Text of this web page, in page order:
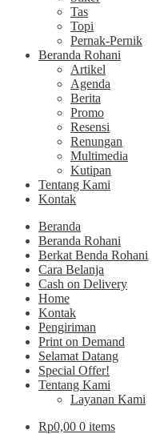
Tas
Topi
Pernak-Pernik
Beranda Rohani
Artikel
Agenda
Berita
Promo
Resensi
Renungan
Multimedia
Kutipan
Tentang Kami
Kontak
Beranda
Beranda Rohani
Berkat Benda Rohani
Cara Belanja
Cash on Delivery
Home
Kontak
Pengiriman
Print on Demand
Selamat Datang
Special Offer!
Tentang Kami
Layanan Kami
Rp0,00 0 items